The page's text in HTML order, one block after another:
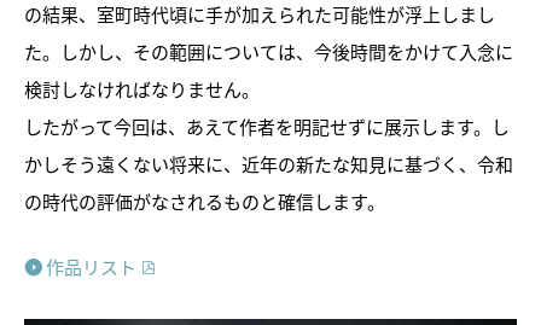
の結果、室町時代頃に手が加えられた可能性が浮上しまし
た。しかし、その範囲については、今後時間をかけて入念に
検討しなければなりません。
したがって今回は、あえて作者を明記せずに展示します。し
かしそう遠くない将来に、近年の新たな知見に基づく、令和
の時代の評価がなされるものと確信します。
作品リスト